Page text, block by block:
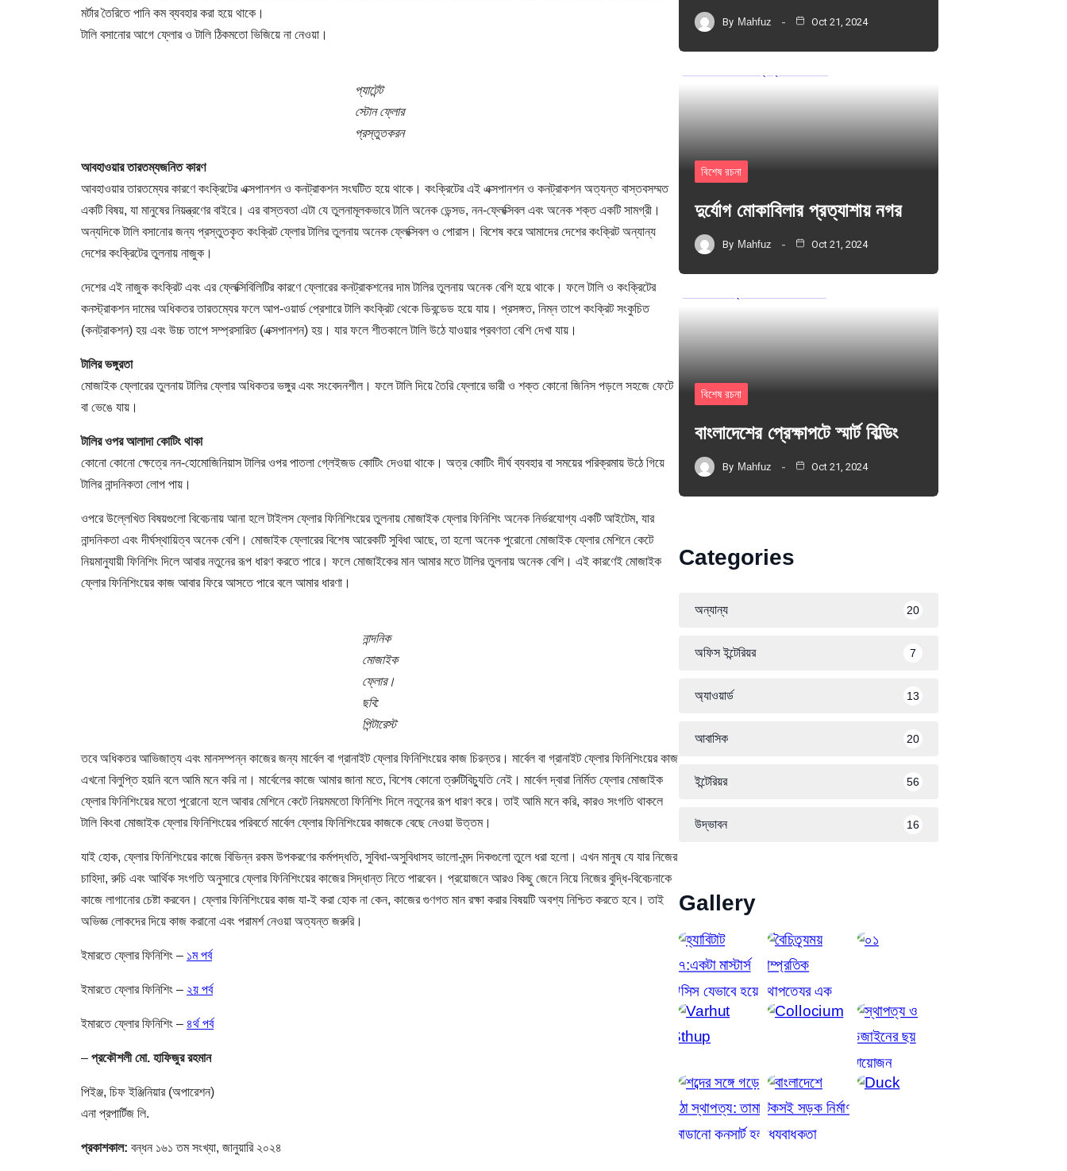
মর্টার তৈরিতে পানি কম ব্যবহার করা হয়ে থাকে।
টালি বসানোর আগে ফ্লোর ও টালি ঠিকমতো ভিজিয়ে না নেওয়া।
প্যাটেন্ট
স্টোন ফ্লোর
প্রস্তুতকরন
আবহাওয়ার তারতম্যজনিত কারণ
আবহাওয়ার তারতম্যের কারণে কংক্রিটের এক্সপানশন ও কনট্রাকশন সংঘটিত হয়ে থাকে। কংক্রিটের এই এক্সপানশন ও কনট্রাকশন অত্যন্ত বাস্তবসম্মত
একটি বিষয়, যা মানুষের নিয়ন্ত্রণের বাইরে। এর বাস্তবতা এটা যে তুলনামূলকভাবে টালি অনেক ডেন্সড, নন-ফ্লেক্সিবল এবং অনেক শক্ত একটি সামগ্রী।
অন্যদিকে টালি বসানোর জন্য প্রস্তুতকৃত কংক্রিট ফ্লোর টালির তুলনায় অনেক ফ্লেক্সিবল ও পোরাস। বিশেষ করে আমাদের দেশের কংক্রিট অন্যান্য
দেশের কংক্রিটের তুলনায় নাজুক।
দেশের এই নাজুক কংক্রিট এবং এর ফ্লেক্সিবিলিটির কারণে ফ্লোরের কনট্রাকশনের দাম টালির তুলনায় অনেক বেশি হয়ে থাকে। ফলে টালি ও কংক্রিটের
কনস্ট্রাকশন দামের অধিকতর তারতম্যের ফলে আপ-ওয়ার্ড প্রেশারে টালি কংক্রিট থেকে ডিবন্ডেড হয়ে যায়। প্রসঙ্গত, নিম্ন তাপে কংক্রিট সংকুচিত
(কনট্রাকশন) হয় এবং উচ্চ তাপে সম্প্রসারিত (এক্সপানশন) হয়। যার ফলে শীতকালে টালি উঠে যাওয়ার প্রবণতা বেশি দেখা যায়।
টালির ভঙ্গুরতা
মোজাইক ফ্লোরের তুলনায় টালির ফ্লোর অধিকতর ভঙ্গুর এবং সংবেদনশীল। ফলে টালি দিয়ে তৈরি ফ্লোরে ভারী ও শক্ত কোনো জিনিস পড়লে সহজে ফেটে
বা ভেঙে যায়।
টালির ওপর আলাদা কোটিং থাকা
কোনো কোনো ক্ষেত্রে নন-হোমোজিনিয়াস টালির ওপর পাতলা গ্লেইজড কোটিং দেওয়া থাকে। অত্র কোটিং দীর্ঘ ব্যবহার বা সময়ের পরিক্রমায় উঠে গিয়ে
টালির নান্দনিকতা লোপ পায়।
ওপরে উল্লেখিত বিষয়গুলো বিবেচনায় আনা হলে টাইলস ফ্লোর ফিনিশিংয়ের তুলনায় মোজাইক ফ্লোর ফিনিশিং অনেক নির্ভরযোগ্য একটি আইটেম, যার
নান্দনিকতা এবং দীর্ঘস্থায়িত্ব অনেক বেশি। মোজাইক ফ্লোরের বিশেষ আরেকটি সুবিধা আছে, তা হলো অনেক পুরোনো মোজাইক ফ্লোর মেশিনে কেটে
নিয়মানুযায়ী ফিনিশিং দিলে আবার নতুনের রূপ ধারণ করতে পারে। ফলে মোজাইকের মান আমার মতে টালির তুলনায় অনেক বেশি। এই কারণেই মোজাইক
ফ্লোর ফিনিশিংয়ের কাজ আবার ফিরে আসতে পারে বলে আমার ধারণা।
নান্দনিক
মোজাইক
ফ্লোর।
ছবি:
পিন্টারেস্ট
তবে অধিকতর আভিজাত্য এবং মানসম্পন্ন কাজের জন্য মার্বেল বা গ্রানাইট ফ্লোর ফিনিশিংয়ের কাজ চিরন্তর। মার্বেল বা গ্রানাইট ফ্লোর ফিনিশিংয়ের কাজ
এখনো বিলুপ্তি হয়নি বলে আমি মনে করি না। মার্বেলের কাজে আমার জানা মতে, বিশেষ কোনো ত্রুটিবিচ্যুতি নেই। মার্বেল দ্বারা নির্মিত ফ্লোর মোজাইক
ফ্লোর ফিনিশিংয়ের মতো পুরোনো হলে আবার মেশিনে কেটে নিয়মমতো ফিনিশিং দিলে নতুনের রূপ ধারণ করে। তাই আমি মনে করি, কারও সংগতি থাকলে
টালি কিংবা মোজাইক ফ্লোর ফিনিশিংয়ের পরিবর্তে মার্বেল ফ্লোর ফিনিশিংয়ের কাজকে বেছে নেওয়া উত্তম।
যাই হোক, ফ্লোর ফিনিশিংয়ের কাজে বিভিন্ন রকম উপকরণের কর্মপদ্ধতি, সুবিধা-অসুবিধাসহ ভালো-মন্দ দিকগুলো তুলে ধরা হলো। এখন মানুষ যে যার নিজের
চাহিদা, রুচি এবং আর্থিক সংগতি অনুসারে ফ্লোর ফিনিশিংয়ের কাজের সিদ্ধান্ত নিতে পারবেন। প্রয়োজনে আরও কিছু জেনে নিয়ে নিজের বুদ্ধি-বিবেচনাকে
কাজে লাগানোর চেষ্টা করবেন। ফ্লোর ফিনিশিংয়ের কাজ যা-ই করা হোক না কেন, কাজের গুণগত মান রক্ষা করার বিষয়টি অবশ্য নিশ্চিত করতে হবে। তাই
অভিজ্ঞ লোকদের দিয়ে কাজ করানো এবং পরামর্শ নেওয়া অত্যন্ত জরুরি।
ইমারতে ফ্লোর ফিনিশিং – ১ম পর্ব
ইমারতে ফ্লোর ফিনিশিং – ২য় পর্ব
ইমারতে ফ্লোর ফিনিশিং – ৪র্থ পর্ব
– প্রকৌশলী মো. হাফিজুর রহমান
পিইঞ্জ, চিফ ইঞ্জিনিয়ার (অপারেশন)
এনা প্রপার্টিজ লি.
প্রকাশকাল: বন্ধন ১৬১ তম সংখ্যা, জানুয়ারি ২০২৪
By Mahfuz Oct 21, 2024
বিশেষ রচনা
দুর্যোগ মোকাবিলার প্রত্যাশায় নগর
By Mahfuz Oct 21, 2024
বিশেষ রচনা
বাংলাদেশের প্রেক্ষাপটে স্মার্ট বিল্ডিং
By Mahfuz Oct 21, 2024
Categories
অন্যান্য 20
অফিস ইন্টেরিয়র 7
অ্যাওয়ার্ড 13
আবাসিক 20
ইন্টেরিয়র 56
উদ্ভাবন 16
Gallery